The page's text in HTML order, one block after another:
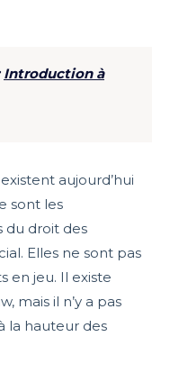
Introduction à
aujourd’hui
sont les
du droit des
Elles ne sont pas
en jeu. Il existe
mais il n’y a pas
la hauteur des